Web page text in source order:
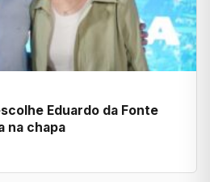
Eduardo da Fonte
na chapa